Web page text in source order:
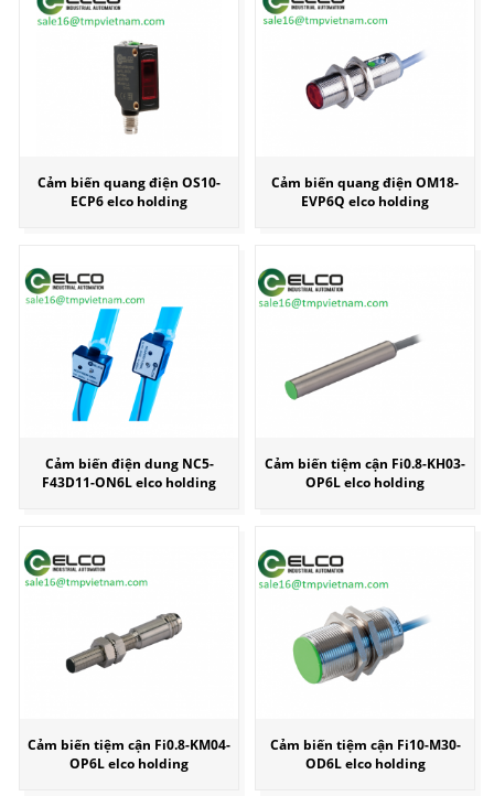
Cảm biến quang điện OS10-
ECP6 elco holding
Cảm biến quang điện OM18-
EVP6Q elco holding
Cảm biến điện dung NC5-
F43D11-ON6L elco holding
Cảm biến tiệm cận Fi0.8-KH03-
OP6L elco holding
Cảm biến tiệm cận Fi0.8-KM04-
OP6L elco holding
Cảm biến tiệm cận Fi10-M30-
OD6L elco holding